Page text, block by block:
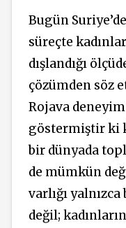
Bugün
süreçte
dışlandığı
çözümden söz
Rojava
göstermiştir ki
bir dünyada
de mümkün
varlığı
değil;